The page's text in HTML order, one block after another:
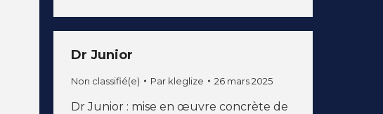
Dr Junior
Non classifié(e) Par kleglize 26 mars 2025
Dr Junior : mise en œuvre concrète de